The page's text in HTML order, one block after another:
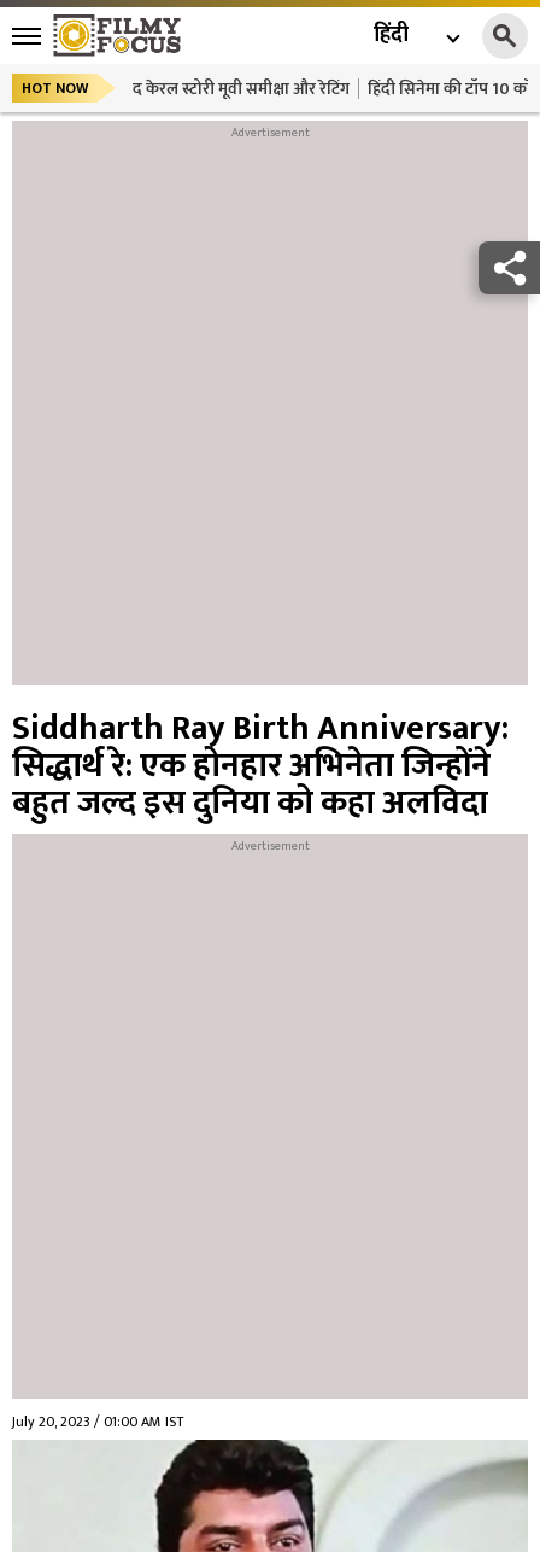
हिंदी
HOT NOW द केरल स्टोरी मूवी समीक्षा और रेटिंग हिंदी सिनेमा की टॉप 10
Siddharth Ray Birth Anniversary:
सिद्धार्थ रे: एक होनहार अभिनेता जिन्होंने
बहुत जल्द इस दुनिया को कहा अलविदा
July 20, 2023 / 01:00 AM IST